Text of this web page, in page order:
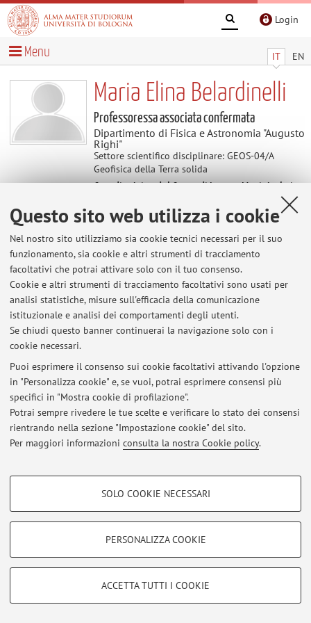
Questo sito web utilizza i cookie
Nel nostro sito utilizziamo sia cookie tecnici necessari per il suo
funzionamento, sia cookie e altri strumenti di tracciamento
facoltativi che potrai attivare solo con il tuo consenso.
Cookie e altri strumenti di tracciamento facoltativi sono usati per
analisi statistiche, misure sull'efficacia della comunicazione
istituzionale e analisi dei comportamenti degli utenti.
Se chiudi questo banner continuerai la navigazione solo con i
cookie necessari.
Puoi esprimere il consenso sui cookie facoltativi attivando l'opzione
in "Personalizza cookie" e, se vuoi, potrai esprimere consensi più
specifici in "Mostra cookie di profilazione".
Potrai sempre rivedere le tue scelte e verificare lo stato dei consensi
rientrando nella sezione "Impostazione cookie" del sito.
Per maggiori informazioni consulta la nostra Cookie policy.
COOKIE DI PROFILAZIONE - FACOLTATIVI
COOKIE TECNICI - NECESSARI
Si tratta di cookie tecnici utilizzati, a titolo esemplificativo, per il corretto
SOLO COOKIE NECESSARI
PERSONALIZZA COOKIE
ACCETTA TUTTI I COOKIE
Login
IT EN
Menu
Maria Elina Belardinelli
Professoressa associata confermata
Dipartimento di Fisica e Astronomia "Augusto
Righi"
Settore scientifico disciplinare: GEOS-04/A
Geofisica della Terra solida
Avvisi
Al momento non sono presenti avvisi.
Area riservata
© 2026 - ALMA MATER STUDIORUM - Università di Bologna - Via
Zamboni, 33 - 40126 Bologna - Partita IVA: 01131710376
Privacy|Note legali|Impostazioni Cookie